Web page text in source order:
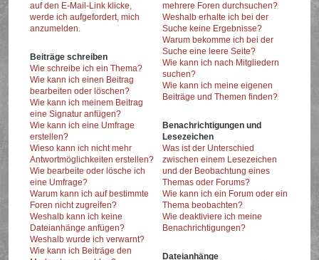
auf den E-Mail-Link klicke,
werde ich aufgefordert, mich
anzumelden.
Beiträge schreiben
Wie schreibe ich ein Thema?
Wie kann ich einen Beitrag
bearbeiten oder löschen?
Wie kann ich meinem Beitrag
eine Signatur anfügen?
Wie kann ich eine Umfrage
erstellen?
Wieso kann ich nicht mehr
Antwortmöglichkeiten erstellen?
Wie bearbeite oder lösche ich
eine Umfrage?
Warum kann ich auf bestimmte
Foren nicht zugreifen?
Weshalb kann ich keine
Dateianhänge anfügen?
Weshalb wurde ich verwarnt?
Wie kann ich Beiträge den
mehrere Foren durchsuchen?
Weshalb erhalte ich bei der
Suche keine Ergebnisse?
Warum bekomme ich bei der
Suche eine leere Seite?
Wie kann ich nach Mitgliedern
suchen?
Wie kann ich meine eigenen
Beiträge und Themen finden?
Benachrichtigungen und
Lesezeichen
Was ist der Unterschied
zwischen einem Lesezeichen
und der Beobachtung eines
Themas oder Forums?
Wie kann ich ein Forum oder ein
Thema beobachten?
Wie deaktiviere ich meine
Benachrichtigungen?
Dateianhänge